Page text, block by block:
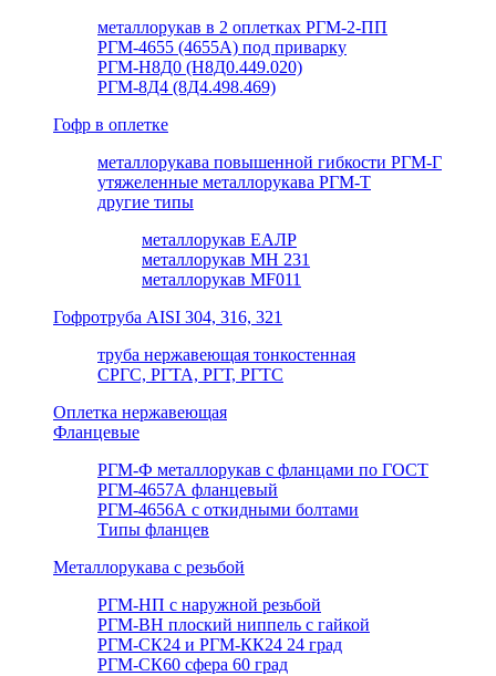
металлорукав в 2 оплетках РГМ-2-ПП
РГМ-4655 (4655А) под приварку
РГМ-Н8Д0 (Н8Д0.449.020)
РГМ-8Д4 (8Д4.498.469)
Гофр в оплетке
металлорукава повышенной гибкости РГМ-Г
утяжеленные металлорукава РГМ-Т
другие типы
металлорукав ЕАЛР
металлорукав МН 231
металлорукав MF011
Гофротруба AISI 304, 316, 321
труба нержавеющая тонкостенная
СРГС, РГТА, РГТ, РГТС
Оплетка нержавеющая
Фланцевые
РГМ-Ф металлорукав с фланцами по ГОСТ
РГМ-4657А фланцевый
РГМ-4656А с откидными болтами
Типы фланцев
Металлорукава с резьбой
РГМ-НП с наружной резьбой
РГМ-ВН плоский ниппель с гайкой
РГМ-СК24 и РГМ-КК24 24 град
РГМ-СК60 сфера 60 град